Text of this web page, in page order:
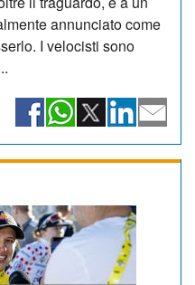
annunciato come
I velocisti sono